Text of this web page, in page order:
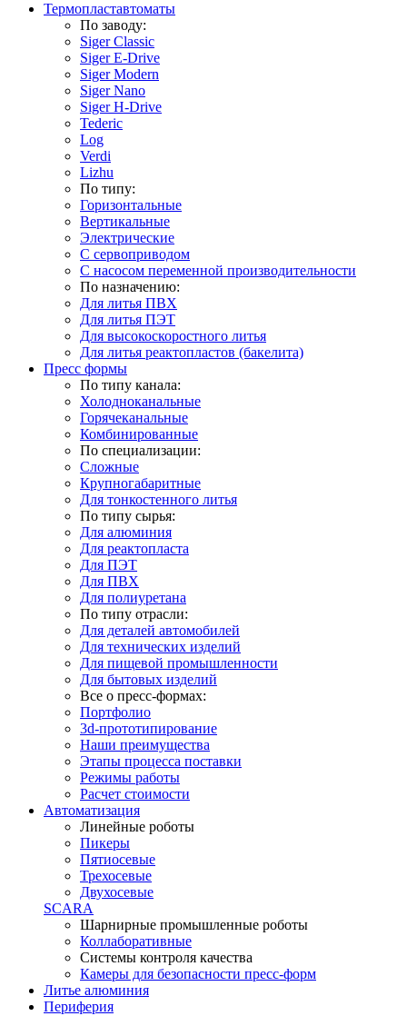
Термопластавтоматы
По заводу:
Siger Classic
Siger E-Drive
Siger Modern
Siger Nano
Siger H-Drive
Tederic
Log
Verdi
Lizhu
По типу:
Горизонтальные
Вертикальные
Электрические
С сервоприводом
С насосом переменной производительности
По назначению:
Для литья ПВХ
Для литья ПЭТ
Для высокоскоростного литья
Для литья реактопластов (бакелита)
Пресс формы
По типу канала:
Холодноканальные
Горячеканальные
Комбинированные
По специализации:
Сложные
Крупногабаритные
Для тонкостенного литья
По типу сырья:
Для алюминия
Для реактопласта
Для ПЭТ
Для ПВХ
Для полиуретана
По типу отрасли:
Для деталей автомобилей
Для технических изделий
Для пищевой промышленности
Для бытовых изделий
Все о пресс-формах:
Портфолио
3d-прототипирование
Наши преимущества
Этапы процесса поставки
Режимы работы
Расчет стоимости
Автоматизация
Линейные роботы
Пикеры
Пятиосевые
Трехосевые
Двухосевые
SCARA
Шарнирные промышленные роботы
Коллаборативные
Системы контроля качества
Камеры для безопасности пресс-форм
Литье алюминия
Периферия